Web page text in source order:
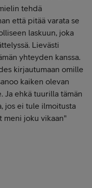
tehdä
että pitää varata se
laskuun, joka
Lievästi
yhteyden kanssa.
kirjautumaan omille
kaiken olevan
Ja ehkä tuurilla tämän
jos ei tule ilmoitusta
meni joku vikaan"